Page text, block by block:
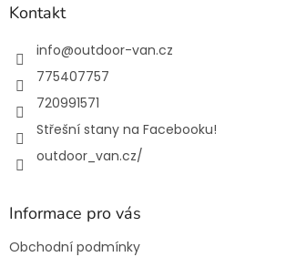
Kontakt
info@outdoor-van.cz
775407757
720991571
Střešní stany na Facebooku!
outdoor_van.cz/
Informace pro vás
Obchodní podmínky